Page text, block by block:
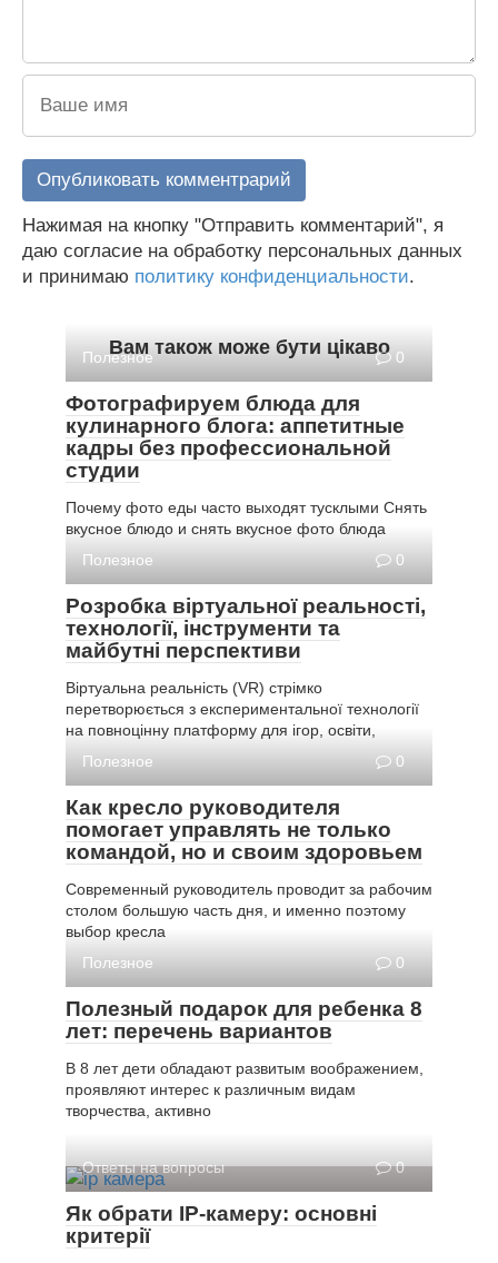
Нажимая на кнопку "Отправить комментарий", я
даю согласие на обработку персональных данных
и принимаю политику конфиденциальности.
Вам також може бути цікаво
Полезное 0
Фотографируем блюда для
кулинарного блога: аппетитные
кадры без профессиональной
студии
Почему фото еды часто выходят тусклыми Снять
вкусное блюдо и снять вкусное фото блюда
Полезное
0
Розробка віртуальної реальності,
технології, інструменти та
майбутні перспективи
Віртуальна реальність (VR) стрімко
перетворюється з експериментальної технології
на повноцінну платформу для ігор, освіти,
Полезное
0
Как кресло руководителя
помогает управлять не только
командой, но и своим здоровьем
Современный руководитель проводит за рабочим
столом большую часть дня, и именно поэтому
выбор кресла
Полезное
0
Полезный подарок для ребенка 8
лет: перечень вариантов
В 8 лет дети обладают развитым воображением,
проявляют интерес к различным видам
творчества, активно
Ответы на вопросы 0
Як обрати IP-камеру: основні
критерії